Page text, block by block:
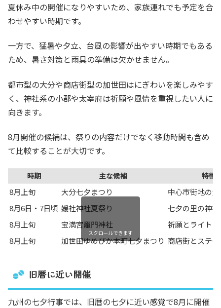
夏休み中の開催になりやすいため、家族連れでも予定を合
わせやすい時期です。
一方で、猛暑や夕立、台風の影響が出やすい時期でもある
ため、暑さ対策と雨具の準備は欠かせません。
都市型の大分や商店街型の加世田はにぎわいを楽しみやす
く、神社系の小郡や太宰府は祈願や風情を重視したい人に
向きます。
8月開催の候補は、祭りの内容だけでなく移動時間も含め
て比較することが大切です。
時期 主な候補 特徴
8月上旬 大分七夕まつり
中心市街地の
8月6日・7日頃 媛社神社夏祭り
七夕の里の神
8月上旬
宝満宮竈門神社
祈願とライト
8月上旬
加世田ゆめぴか本町七夕まつり 商店街とステ
スクロールできます
旧暦に近い開催
九州の七夕行事では、旧暦の七夕に近い感覚で8月に開催